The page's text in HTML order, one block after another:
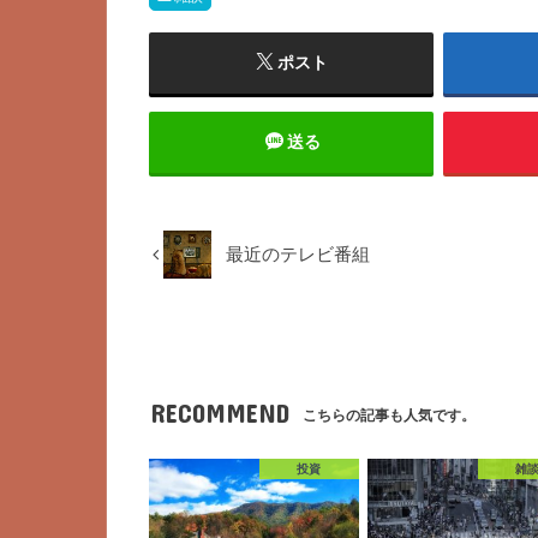
ポスト
送る
最近のテレビ番組
RECOMMEND こちらの記事も人気です。
投資 雑